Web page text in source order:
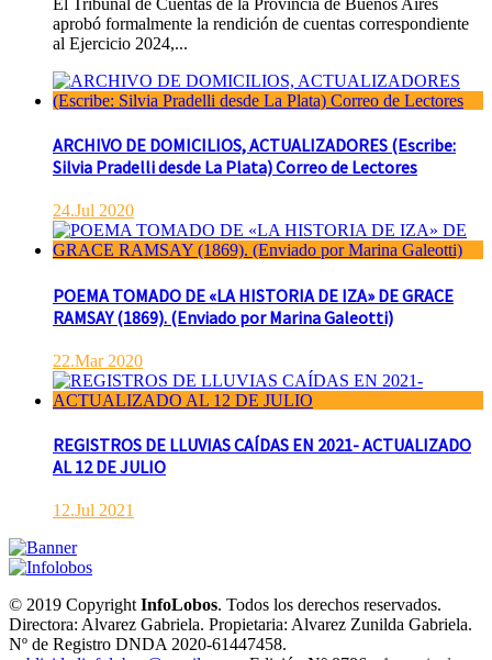
aprobó formalmente la rendición de cuentas correspondiente
al Ejercicio 2024,...
ARCHIVO DE DOMICILIOS, ACTUALIZADORES (Escribe:
Silvia Pradelli desde La Plata) Correo de Lectores
24.Jul 2020
POEMA TOMADO DE «LA HISTORIA DE IZA» DE GRACE
RAMSAY (1869). (Enviado por Marina Galeotti)
22.Mar 2020
REGISTROS DE LLUVIAS CAÍDAS EN 2021- ACTUALIZADO
AL 12 DE JULIO
12.Jul 2021
© 2019 CopyrightInfoLobos. Todos los derechos reservados.
Directora: Alvarez Gabriela. Propietaria: Alvarez Zunilda Gabriela.
Nº de Registro DNDA 2020-61447458.